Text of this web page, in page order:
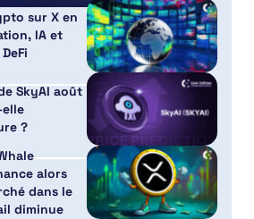
sur X en
IA et
SkyAI août
elle
?
alors
dans le
diminue